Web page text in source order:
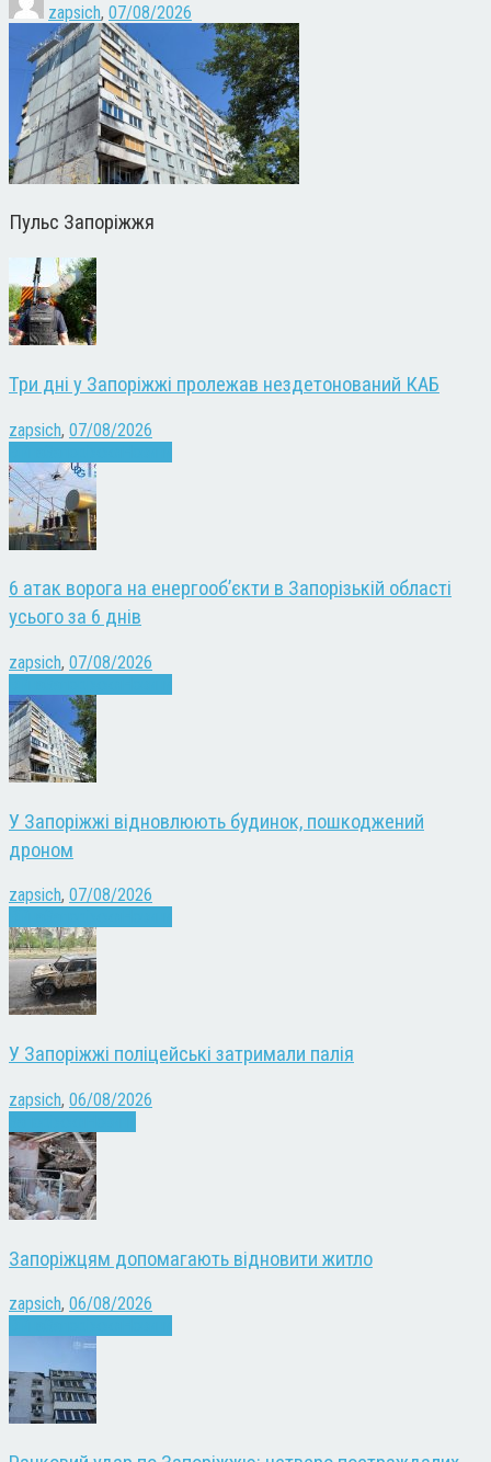
zapsich, 07/08/2026
Пульс Запоріжжя
Три дні у Запоріжжі пролежав нездетонований КАБ
zapsich, 07/08/2026
6 атак ворога на енергооб’єкти в Запорізькій області
усього за 6 днів
zapsich, 07/08/2026
У Запоріжжі відновлюють будинок, пошкоджений
дроном
zapsich, 07/08/2026
У Запоріжжі поліцейські затримали палія
zapsich, 06/08/2026
Запоріжцям допомагають відновити житло
zapsich, 06/08/2026